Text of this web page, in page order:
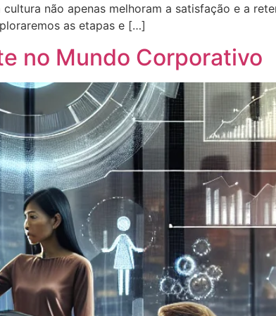
não apenas melhoram a satisfação e a
as etapas e […]
no Mundo Corporativo